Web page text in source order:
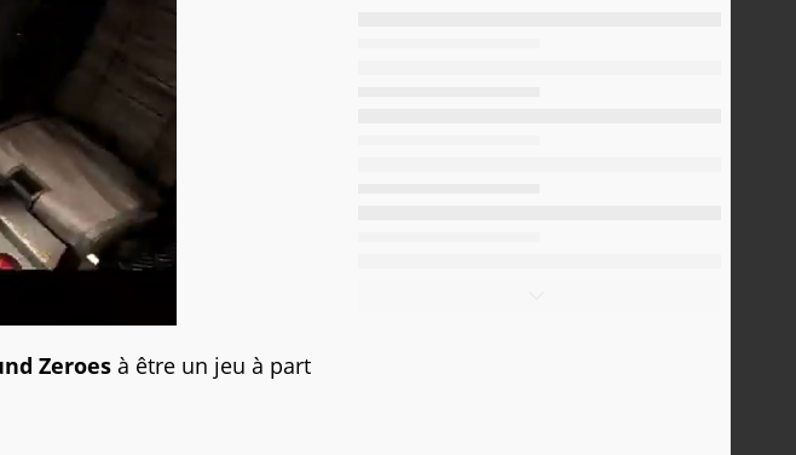
Zeroes à être un jeu à part